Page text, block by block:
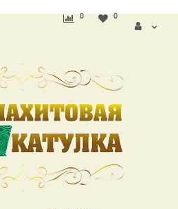
0 0